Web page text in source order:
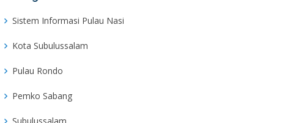
Sistem Informasi Pulau Nasi
Kota Subulussalam
Pulau Rondo
Pemko Sabang